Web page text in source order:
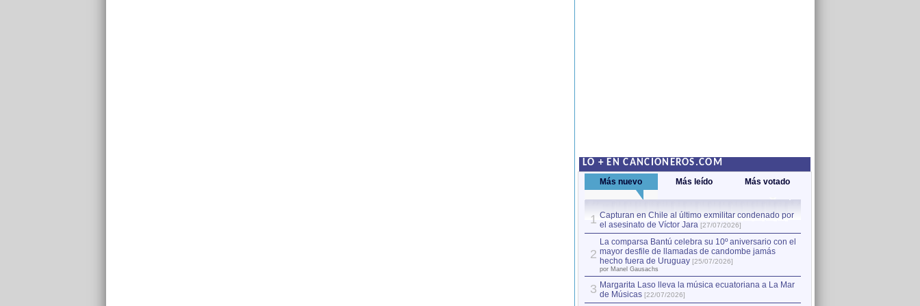
LO + EN CANCIONEROS.COM
Más nuevo Más leído Más votado
1 Capturan en Chile al último exmilitar condenado por
el asesinato de Víctor Jara [27/07/2026]
2
La comparsa Bantú celebra su 10º aniversario con el
mayor desfile de llamadas de candombe jamás
hecho fuera de Uruguay [25/07/2026]
por Manel Gausachs
3 Margarita Laso lleva la música ecuatoriana a La Mar
de Músicas [22/07/2026]